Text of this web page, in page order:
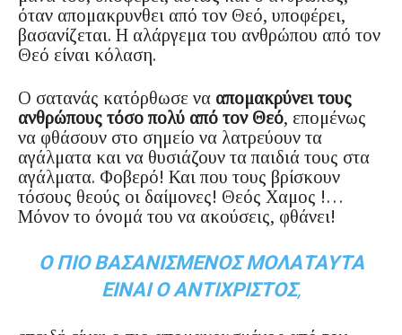
όταν απομακρυνθει από τον Θεό, υποφέρει,
βασανίζεται. Η αλάργεμα του ανθρώπου από τον
Θεό είναι κόλαση.
Ο σατανάς κατόρθωσε να απομακρύνει τους
ανθρώπους τόσο πολύ από τον Θεό, επομένως
να φθάσουν στο σημείο να λατρεύουν τα
αγάλματα και να θυσιάζουν τα παιδιά τους στα
αγάλματα. Φοβερό! Και που τους βρίσκουν
τόσους θεούς οι δαίμονες! Θεός Χαμος !…
Μόνον το όνομά του να ακούσεις, φθάνει!
Ο ΠΙΟ ΒΑΣΑΝΙΣΜΈΝΟΣ ΜΟΛΑΤΑΎΤΑ
ΕΊΝΑΙ Ο ΑΝΤΊΧΡΙΣΤΟΣ,